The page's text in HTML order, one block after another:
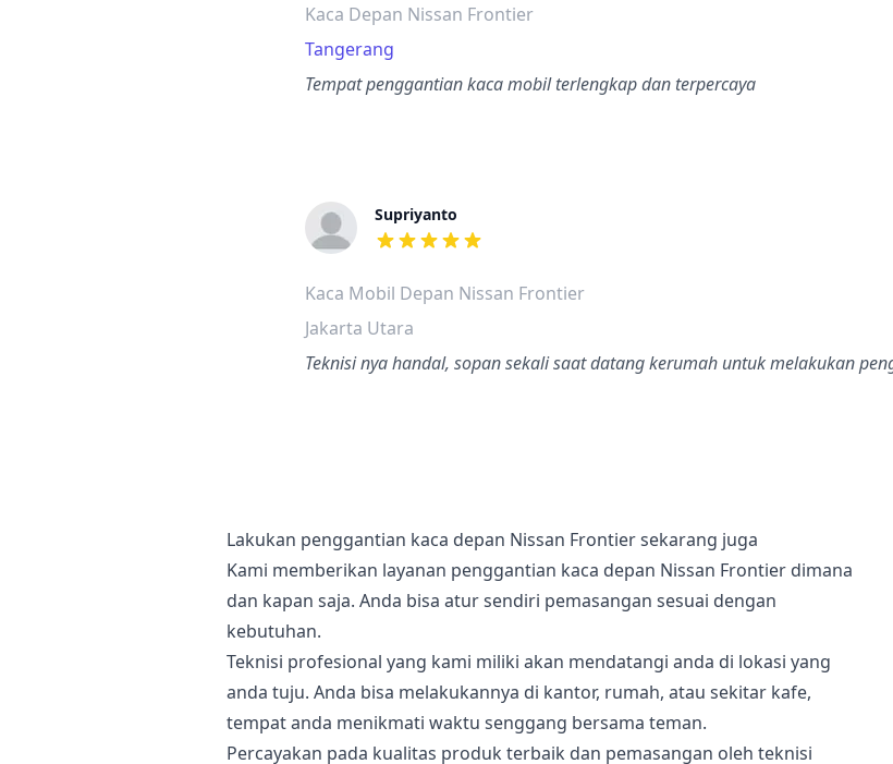
Kaca Depan Nissan Frontier
Tangerang
Tempat penggantian kaca mobil terlengkap dan terpercaya
Supriyanto
dari ulasan adalah bintang lima
Kaca Mobil Depan Nissan Frontier
Jakarta Utara
Teknisi nya handal, sopan sekali saat datang kerumah untuk melakukan
Lakukan penggantian kaca depan Nissan Frontier sekarang juga
Kami memberikan layanan penggantian kaca depan Nissan Frontier dimana
dan kapan saja. Anda bisa atur sendiri pemasangan sesuai dengan
kebutuhan.
Teknisi profesional yang kami miliki akan mendatangi anda di lokasi yang
anda tuju. Anda bisa melakukannya di kantor, rumah, atau sekitar kafe,
tempat anda menikmati waktu senggang bersama teman.
Percayakan pada kualitas produk terbaik dan pemasangan oleh teknisi